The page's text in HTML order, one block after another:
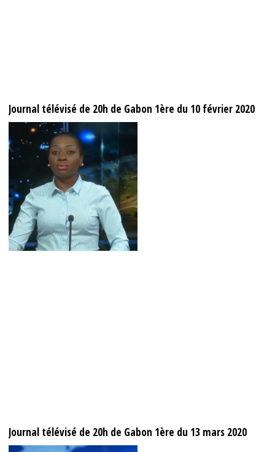
Journal télévisé de 20h de Gabon 1ère du 10 février 2020
Journal télévisé de 20h de Gabon 1ère du 13 mars 2020